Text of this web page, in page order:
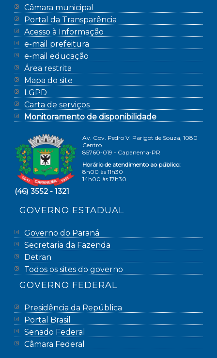
Câmara municipal
Portal da Transparência
Acesso à Informação
e-mail prefeitura
e-mail educação
Área restrita
Mapa do site
LGPD
Carta de serviços
Monitoramento de disponibilidade
Av. Gov. Pedro V. Parigot de Souza, 1080
Centro
85760-019 - Capanema-PR
Horário de atendimento ao público:
8h00 às 11h30
14h00 às 17h30
(46) 3552 - 1321
GOVERNO ESTADUAL
Governo do Paraná
Secretaria da Fazenda
Detran
Todos os sites do governo
GOVERNO FEDERAL
Presidência da República
Portal Brasil
Senado Federal
Câmara Federal